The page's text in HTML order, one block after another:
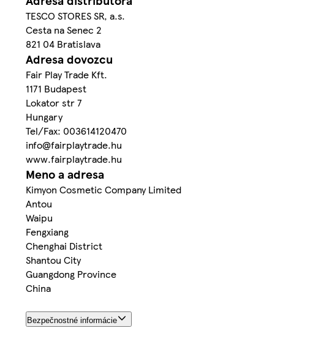
TESCO STORES SR, a.s.
Cesta na Senec 2
821 04 Bratislava
Adresa dovozcu
Fair Play Trade Kft.
1171 Budapest
Lokator str 7
Hungary
Tel/Fax: 003614120470
info@fairplaytrade.hu
www.fairplaytrade.hu
Meno a adresa
Kimyon Cosmetic Company Limited
Antou
Waipu
Fengxiang
Chenghai District
Shantou City
Guangdong Province
China
Bezpečnostné informácie